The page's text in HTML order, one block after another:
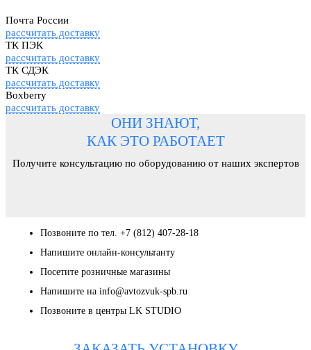
Почта России
рассчитать доставку
ТК ПЭК
рассчитать доставку
ТК СДЭК
рассчитать доставку
Boxberry
рассчитать доставку
ОНИ ЗНАЮТ,
КАК ЭТО РАБОТАЕТ
Получите консультацию по оборудованию от наших экспертов
Позвоните по тел. +7 (812) 407-28-18
Напишите онлайн-консультанту
Посетите розничные магазины
Напишите на info@avtozvuk-spb.ru
Позвоните в центры LK STUDIO